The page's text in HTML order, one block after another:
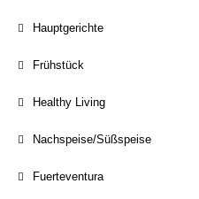
Hauptgerichte
Frühstück
Healthy Living
Nachspeise/Süßspeise
Fuerteventura